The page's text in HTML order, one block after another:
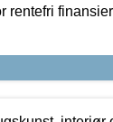
rentefri